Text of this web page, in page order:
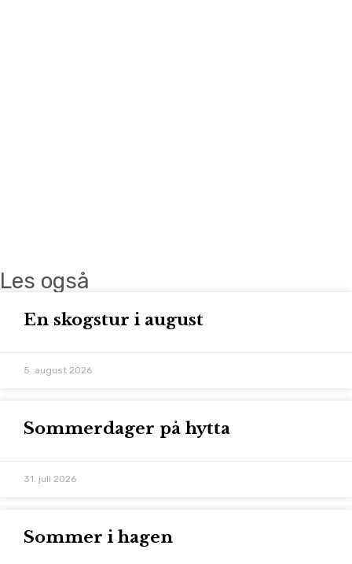
Les også
En skogstur i august
5. august 2026
Sommerdager på hytta
31. juli 2026
Sommer i hagen